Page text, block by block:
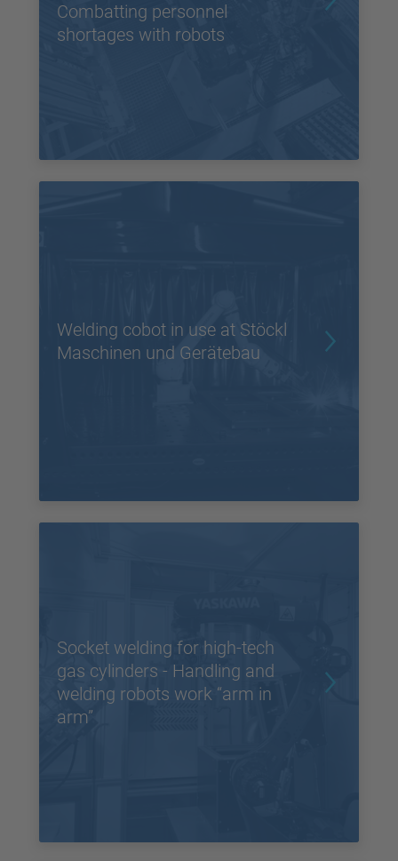
Combatting personnel
shortages with robots
Welding cobot in use at Stöckl
Maschinen und Gerätebau
Socket welding for high-tech
gas cylinders - Handling and
welding robots work “arm in
arm”